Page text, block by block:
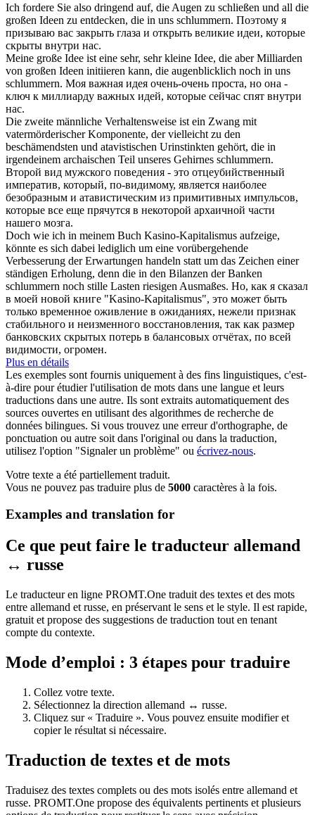
Ich fordere Sie also dringend auf, die Augen zu schließen und all die
großen Ideen zu entdecken, die in uns schlummern. Поэтому я
призываю вас закрыть глаза и открыть великие идеи, которые
скрыты внутри нас.
Meine große Idee ist eine sehr, sehr kleine Idee, die aber Milliarden
von großen Ideen initiieren kann, die augenblicklich noch in uns
schlummern. Моя важная идея очень-очень проста, но она -
ключ к миллиарду важных идей, которые сейчас спят внутри
нас.
Die zweite männliche Verhaltensweise ist ein Zwang mit
vatermörderischer Komponente, der vielleicht zu den
beschämendsten und atavistischen Urinstinkten gehört, die in
irgendeinem archaischen Teil unseres Gehirnes schlummern.
Второй вид мужского поведения - это отцеубийственный
императив, который, по-видимому, является наиболее
безобразным и атавистическим из примитивных импульсов,
которые все еще прячутся в некоторой архаичной части
нашего мозга.
Doch wie ich in meinem Buch Kasino-Kapitalismus aufzeige,
könnte es sich dabei lediglich um eine vorübergehende
Verbesserung der Erwartungen handeln statt um das Zeichen einer
ständigen Erholung, denn die in den Bilanzen der Banken
schlummern noch stille Lasten riesigen Ausmaßes. Но, как я сказал
в моей новой книге "Kasino-Kapitalismus", это может быть
только временное оживление в ожиданиях, нежели признак
стабильного и неизменного восстановления, так как размер
банковских скрытых потерь в балансовых отчётах, по всей
видимости, огромен.
Plus en détails
Les exemples sont fournis uniquement à des fins linguistiques, c'est-
à-dire pour étudier l'utilisation de mots dans une langue et leurs
traductions dans une autre. Ils sont extraits automatiquement des
sources ouvertes en utilisant des algorithmes de recherche de
données bilingues. Si vous trouvez une erreur d'orthographe, de
ponctuation ou autre soit dans l'original ou dans la traduction,
utilisez l'option "Signaler un problème" ou écrivez-nous.
Votre texte a été partiellement traduit.
Vous ne pouvez pas traduire plus de 5000 caractères à la fois.
Examples and translation for
Ce que peut faire le traducteur allemand
↔ russe
Le traducteur en ligne PROMT.One traduit des textes et des mots
entre allemand et russe, en préservant le sens et le style. Il est rapide,
gratuit et propose des suggestions de traduction tout en tenant
compte du contexte.
Mode d’emploi : 3 étapes pour traduire
Collez votre texte.
Sélectionnez la direction allemand ↔ russe.
Cliquez sur « Traduire ». Vous pouvez ensuite modifier et
copier le résultat si nécessaire.
Traduction de textes et de mots
Traduisez des textes complets ou des mots isolés entre allemand et
russe. PROMT.One propose des équivalents pertinents et plusieurs